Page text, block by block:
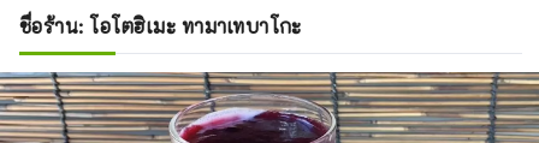
ชื่อร้าน: โอโตฮิเมะ ทามาเทบาโกะ